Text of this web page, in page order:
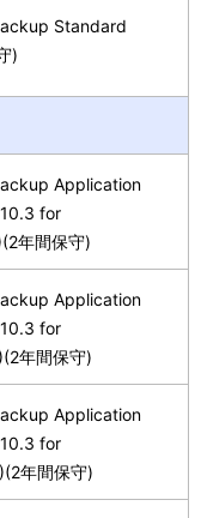
Standard
)
Application
for
年間保守)
Application
for
年間保守)
Application
for
年間保守)